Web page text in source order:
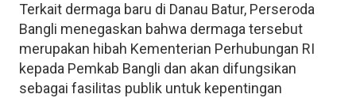
Terkait dermaga baru di Danau Batur, Perseroda
Bangli menegaskan bahwa dermaga tersebut
merupakan hibah Kementerian Perhubungan RI
kepada Pemkab Bangli dan akan difungsikan
sebagai fasilitas publik untuk kepentingan